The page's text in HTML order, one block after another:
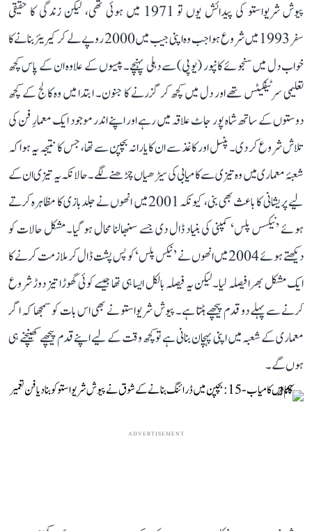
پیوش شریواستو کی پیدائش یوں تو 1971 میں ہوئی تھی، لیکن زندگی کا حقیقی
سفر 1993 میں شروع ہوا جب وہ اپنی جیب میں 2000 روپے لے کر کیریئر بنانے کا
خواب دل میں سنجوئے کانپور (یوپی) سے دہلی پہنچے۔ پیسوں کے علاوہ ان کے پاس کچھ
تعلیمی سرٹیفکیٹس تھے اور دل میں کچھ کر گزرنے کا جنون۔ ابتدا میں وہ کالج کے کچھ
دوستوں کے ساتھ شاہ پور جاٹ علاقہ میں رہے اور اپنے اندر موجود ایک معمارِ فن کی
تلاش شروع کر دی۔ پنسل اور کاغذ سے ان کا یارانہ بچپن سے تھا، جس کا نتیجہ یہ ہوا کہ
شعبۂ معماری میں وہ تیزی سے کامیابی کی سیڑھیاں چڑھنے لگے۔ حالانکہ یہ تیزی ان کے
لیے پریشانی کا باعث بھی بنی، کیونکہ 2001 میں انھوں نے جلدبازی کا مظاہرہ کرتے
ہوئے ’نیکسس پلس‘ کمپنی کی بنیاد ڈال دی جسے سنبھالنا محال ہو گیا۔ مشکل حالات کو
دیکھتے ہوئے 2004 میں انھوں نے ’نیکس پلس‘ کو پس پشت ڈال کر ملازمت کرنے کا
ایک مشکل بھرا فیصلہ لیا۔ لیکن یہ فیصلہ بالکل ایسا ہی تھا جیسے کوئی گھوڑا تیز دوڑ شروع
کرنے سے پہلے دو قدم پیچھے ہٹتا ہے۔ پیوش شریواستو نے بھی اس بات کو سمجھا کہ اگر
معماری کے شعبہ میں اپنی پہچان بنانی ہے تو کچھ وقت کے لیے اپنے قدم پیچھے کھینچنے ہی
ہوں گے۔
ADVERTISEMENT